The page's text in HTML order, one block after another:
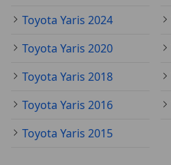
Toyota Yaris 2024
Toyota Yaris 2020
Toyota Yaris 2018
Toyota Yaris 2016
Toyota Yaris 2015